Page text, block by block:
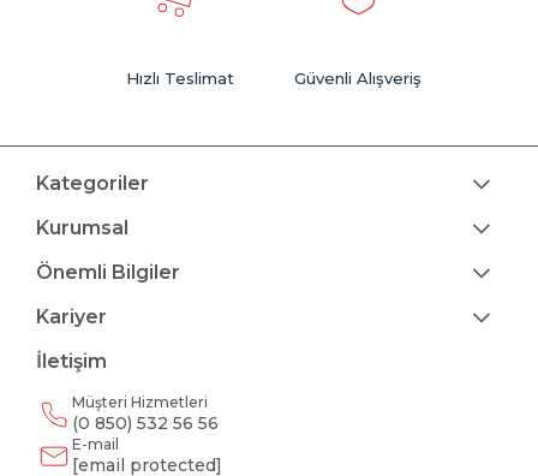
Hızlı Teslimat Güvenli Alışveriş
Kategoriler
Kurumsal
Önemli Bilgiler
Kariyer
İletişim
Müşteri Hizmetleri
(0 850) 532 56 56
E-mail
[email protected]